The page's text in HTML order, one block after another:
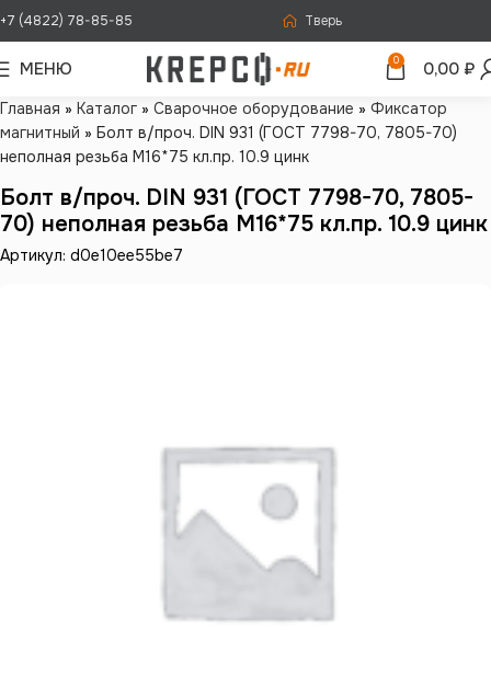
+7 (4822) 78-85-85 Тверь
МЕНЮ 0 0,00 ₽
Главная » Каталог » Сварочное оборудование » Фиксатор
магнитный » Болт в/проч. DIN 931 (ГОСТ 7798-70, 7805-70)
неполная резьба М16*75 кл.пр. 10.9 цинк
Болт в/проч. DIN 931 (ГОСТ 7798-70, 7805-
70) неполная резьба М16*75 кл.пр. 10.9 цинк
Артикул: d0e10ee55be7